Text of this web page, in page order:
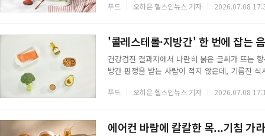
한 수치라 실제로 먹는 양이 반영되지 않는다.
푸드 오하은 헬스인뉴스 기자 2026.07.08
'콜레스테롤·지방간' 한 번에 잡는
건강검진 결과지에서 나란히 붉은 글씨가 뜨는
방간 판정을 받는 사람이 적지 않은데, 기름진
남은 지방이 혈관을 떠돌면 고지혈증이 되고, 간
푸드 오하은 헬스인뉴스 기자 2026.07.08
에어컨 바람에 칼칼한 목...기침 가